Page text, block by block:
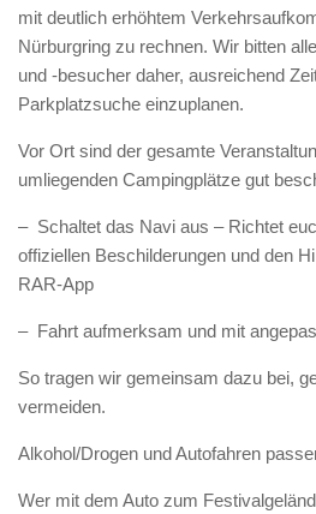
mit deutlich erhöhtem
Nürburgring zu rechnen. Wir bitten
und -besucher daher, ausreichend
Parkplatzsuche einzuplanen.
Vor Ort sind der gesamte
umliegenden Campingplätze gut
– Schaltet das Navi aus – Richtet
offiziellen Beschilderungen und den
RAR-App
– Fahrt aufmerksam und mit
So tragen wir gemeinsam dazu bei,
vermeiden.
Alkohol/Drogen und Autofahren
Wer mit dem Auto zum